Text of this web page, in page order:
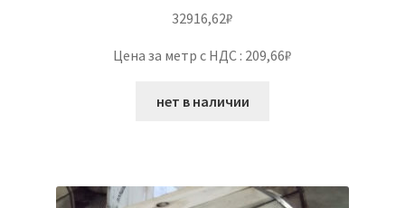
32916,62₽
Цена за метр с НДС : 209,66₽
нет в наличии